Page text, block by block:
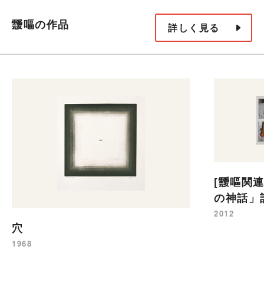
靉嘔の作品 詳しく見る
穴
1968
[靉嘔関
の神話
2012